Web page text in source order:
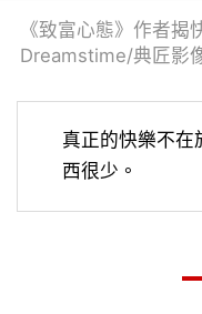
《致富心態》作者揭
Dreamstime/典匠影
真正的快樂不在
西很少。